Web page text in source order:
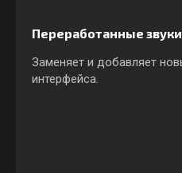
Переработанные
Заменяет и добавляет
интерфейса.